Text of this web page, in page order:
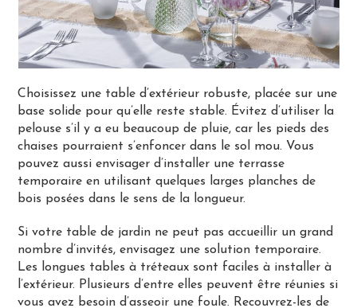
Choisissez une table d’extérieur robuste, placée sur une
base solide pour qu’elle reste stable. Évitez d’utiliser la
pelouse s’il y a eu beaucoup de pluie, car les pieds des
chaises pourraient s’enfoncer dans le sol mou. Vous
pouvez aussi envisager d’installer une terrasse
temporaire en utilisant quelques larges planches de
bois posées dans le sens de la longueur.
Si votre table de jardin ne peut pas accueillir un grand
nombre d’invités, envisagez une solution temporaire.
Les longues tables à tréteaux sont faciles à installer à
l’extérieur. Plusieurs d’entre elles peuvent être réunies si
vous avez besoin d’asseoir une foule. Recouvrez-les de